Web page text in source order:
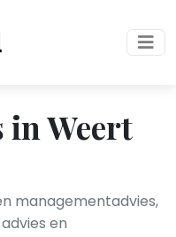
in Weert
managementadvies,
en